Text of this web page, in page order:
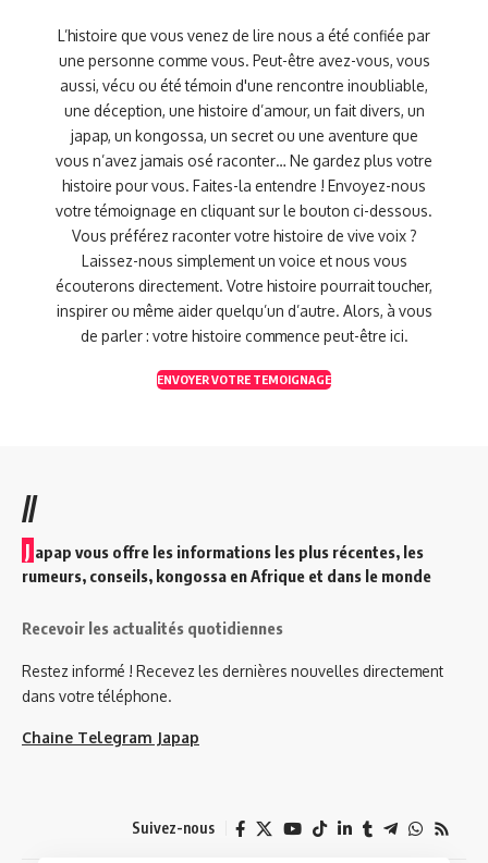
L’histoire que vous venez de lire nous a été confiée par
une personne comme vous. Peut-être avez-vous, vous
aussi, vécu ou été témoin d'une rencontre inoubliable,
une déception, une histoire d’amour, un fait divers, un
japap, un kongossa, un secret ou une aventure que
vous n’avez jamais osé raconter… Ne gardez plus votre
histoire pour vous. Faites-la entendre ! Envoyez-nous
votre témoignage en cliquant sur le bouton ci-dessous.
Vous préférez raconter votre histoire de vive voix ?
Laissez-nous simplement un voice et nous vous
écouterons directement. Votre histoire pourrait toucher,
inspirer ou même aider quelqu’un d’autre. Alors, à vous
de parler : votre histoire commence peut-être ici.
ENVOYER VOTRE TEMOIGNAGE
//
J apap vous offre les informations les plus récentes, les
rumeurs, conseils, kongossa en Afrique et dans le monde
Recevoir les actualités quotidiennes
Restez informé ! Recevez les dernières nouvelles directement
dans votre téléphone.
Chaine Telegram Japap
Suivez-nous